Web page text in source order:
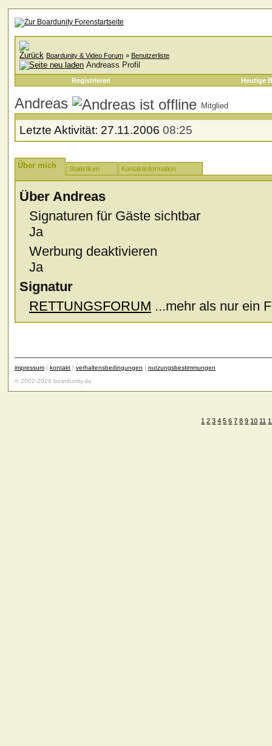
Boardunity & Video Forum » Benutzerliste
Andreass Profil
Registrieren Heutige
Andreas Mitglied
Letzte Aktivität: 27.11.2006 08:25
Über mich Statistiken Kontaktinformation
Über Andreas
Signaturen für Gäste sichtbar
Ja
Werbung deaktivieren
Ja
Signatur
RETTUNGSFORUM ...mehr als nur ein
impressum | kontakt | verhaltensbedingungen | nutzungsbestimmungen
© 2002-2026 boardunity.de
1 2 3 4 5 6 7 8 9 10 11